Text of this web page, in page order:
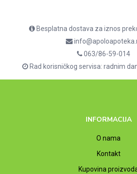
Besplatna dostava za iznos
063/86-59-014
Rad korisničkog servisa: radnim
INFORMACIJA
O nama
Kontakt
Kupovina